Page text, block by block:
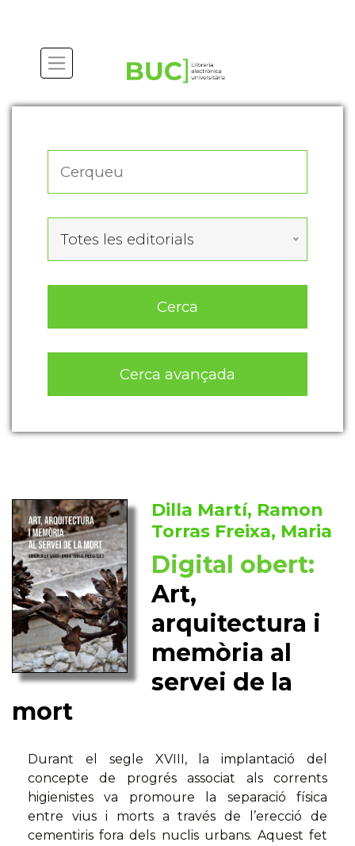
Totes les editorials
Cerca
Cerca avançada
Dilla Martí, Ramon
Torras Freixa, Maria
Digital obert:
Art,
arquitectura i
memòria al
servei de la
mort
Durant el segle XVIII, la implantació del
concepte de progrés associat als corrents
higienistes va promoure la separació física
entre vius i morts a través de l’erecció de
cementiris fora dels nuclis urbans. Aquest fet